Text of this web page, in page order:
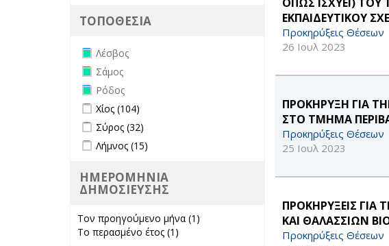
ΕΚΠΑΙΔΕΥΤΙΚΟΥ
Προκηρύξεις Θέσεων
26 Ιουλ 2023
ΠΡΟΚΗΡΥΞΗ ΓΙΑ
ΣΤΟ ΤΜΗΜΑ
Προκηρύξεις Θέσεων
25 Ιουλ 2023
ΠΡΟΚΗΡΥΞΕΙΣ
ΚΑΙ ΘΑΛΑΣΣΙΩΝ
Προκηρύξεις Θέσεων
ΤΟΠΟΘΕΣΙΑ
Remove Λέσβος filter
Λέσβος
Remove Σάμος filter
Σάμος
Remove Ρόδος filter
Ρόδος
Apply Χίος filter
Χίος (104)
Apply Σύρος filter
Σύρος (32)
Apply Λήμνος filter
Λήμνος (15)
ΗΜΕΡΟΜΗΝΙΑ
ΔΗΜΟΣΙΕΥΣΗΣ
Τον προηγούμενο μήνα (1)
Το περασμένο έτος (1)